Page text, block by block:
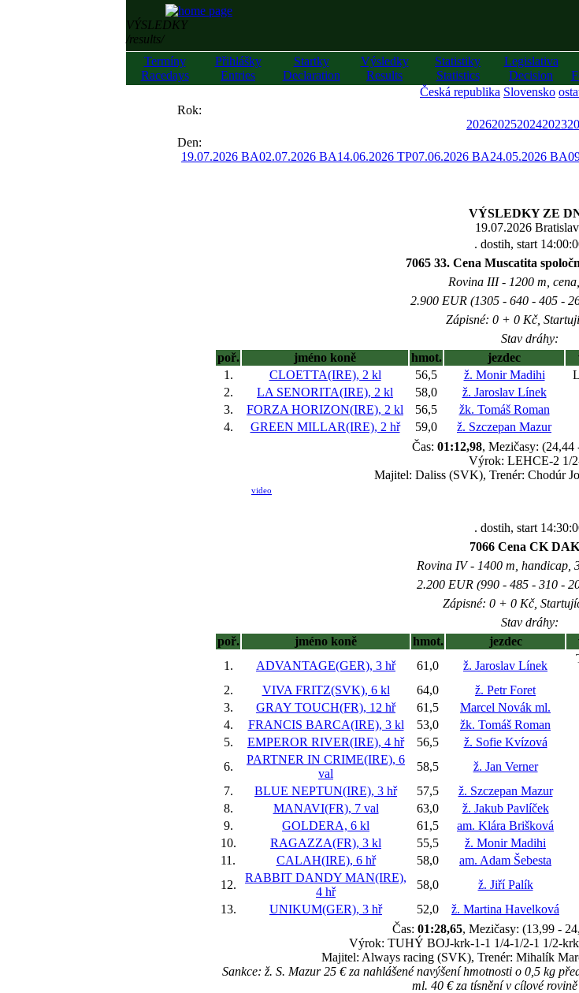
VÝSLEDKY
/results/
Termíny
Racedays
Přihlášky
Entries
Startky
Declaration
Výsledky
Results
Statistiky
Statistics
Legislativa
Decision
Česká republika Slovensko
Rok:
2026202520242023
Den:
19.07.2026 BA02.07.2026 BA14.06.2026 TP07.06.2026 BA24.05.2026 BA
VÝSLEDKY ZE
19.07.2026
. dostih, start
7065 33. Cena Muscatita
Rovina III - 1200 m,
2.900 EUR (1305 - 640 - 405 -
Zápisné: 0 + 0 Kč,
Stav dráhy:
poř.
jméno koně hmot. jezdec
1.
CLOETTA(IRE), 2 kl 56,5 ž. Monir Madihi
2.
LA SENORITA(IRE), 2 kl 58,0 ž. Jaroslav Línek
3.
FORZA HORIZON(IRE), 2 kl 56,5 žk. Tomáš Roman
4.
GREEN MILLAR(IRE), 2 hř 59,0 ž. Szczepan Mazur
Čas: 01:12,98, Mezičasy: (24,44
Výrok: LEHCE-2 1/
Majitel: Daliss (SVK), Trenér: Chodúr
video
. dostih, start
7066 Cena CK
Rovina IV - 1400 m, handicap,
2.200 EUR (990 - 485 - 310 -
Zápisné: 0 + 0 Kč,
Stav dráhy:
poř.
jméno koně hmot. jezdec
1.
ADVANTAGE(GER), 3 hř 61,0 ž. Jaroslav Línek
2.
VIVA FRITZ(SVK), 6 kl 64,0 ž. Petr Foret
3.
GRAY TOUCH(FR), 12 hř 61,5 Marcel Novák ml.
4.
FRANCIS BARCA(IRE), 3 kl 53,0 žk. Tomáš Roman
5.
EMPEROR RIVER(IRE), 4 hř 56,5 ž. Sofie Kvízová
6.
PARTNER IN CRIME(IRE), 6
val
58,5 ž. Jan Verner
7.
BLUE NEPTUN(IRE), 3 hř 57,5 ž. Szczepan Mazur
8.
MANAVI(FR), 7 val 63,0 ž. Jakub Pavlíček
9.
GOLDERA, 6 kl 61,5 am. Klára Brišková
10.
RAGAZZA(FR), 3 kl 55,5 ž. Monir Madihi
11.
CALAH(IRE), 6 hř 58,0 am. Adam Šebesta
12.
RABBIT DANDY MAN(IRE),
4 hř
58,0 ž. Jiří Palík
13.
UNIKUM(GER), 3 hř 52,0 ž. Martina Havelková
Čas: 01:28,65, Mezičasy: (13,99 -
Výrok: TUHÝ BOJ-krk-1-1 1/4-1/2-1 1/2-
Majitel: Always racing (SVK), Trenér: Mihalík
Sankce: ž. S. Mazur 25 € za nahlášené navýšení hmotnosti o 0,5 kg
ml. 40 € za tísnění v cílové